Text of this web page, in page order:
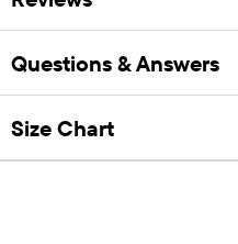
Questions & Answers
Size Chart